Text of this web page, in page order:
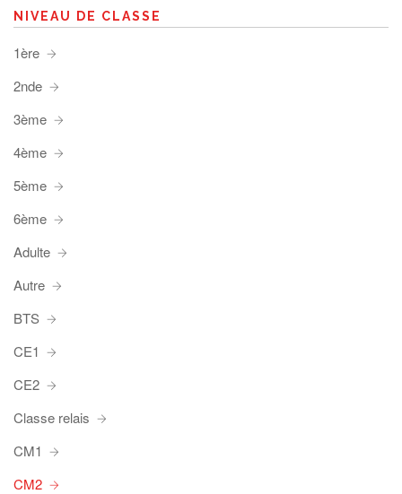
NIVEAU DE CLASSE
1ère
2nde
3ème
4ème
5ème
6ème
Adulte
Autre
BTS
CE1
CE2
Classe relais
CM1
CM2